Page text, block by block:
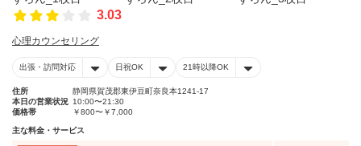
3.03
心理カウンセリング
出張・訪問対応 日祝OK 21時以降OK
住所
静岡県賀茂郡東伊豆町奈良本1241-17
本日の営業状況 10:00〜21:30
価格帯
￥800〜￥7,000
主な料金・サービス